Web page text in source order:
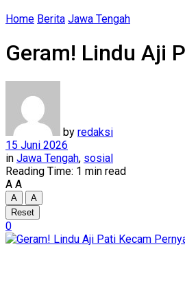
Home Berita Jawa Tengah
Geram! Lindu Aji
by redaksi
15 Juni 2026
in Jawa Tengah, sosial
Reading Time: 1 min read
A A
A
A
Reset
0